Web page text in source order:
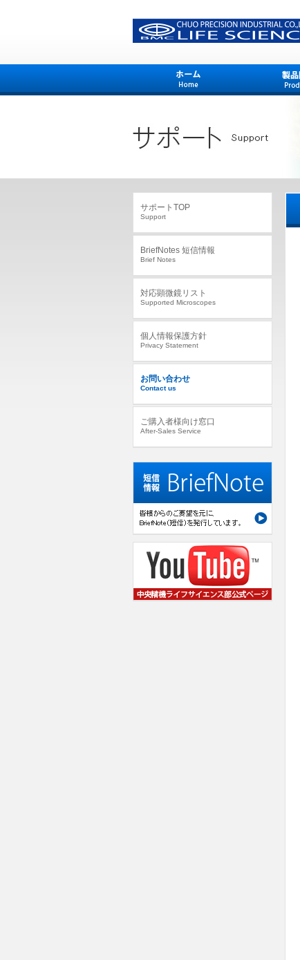
サポートTOP
Support
BriefNotes 短信情報
Brief Notes
対応顕微鏡リスト
Supported Microscopes
個人情報保護方針
Privacy Statement
お問い合わせ
Contact us
ご購入者様向け窓口
After-Sales Service